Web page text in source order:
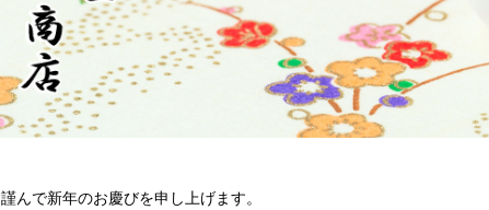
謹んで新年のお慶びを申し上げます。